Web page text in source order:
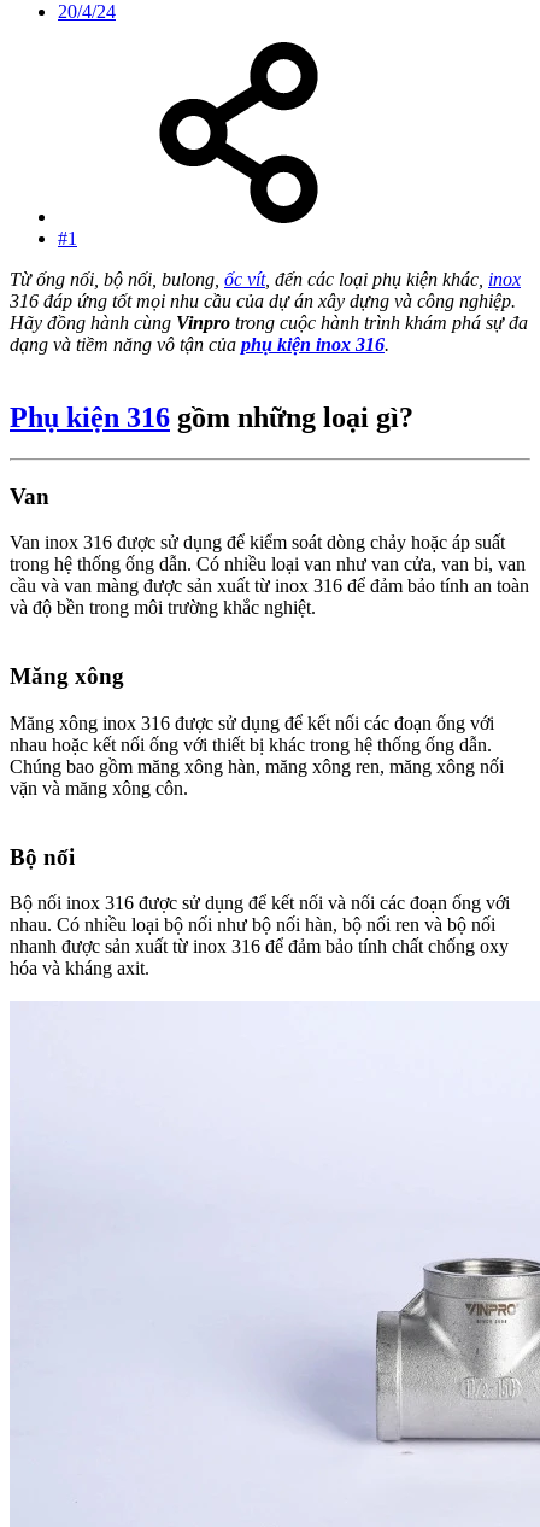
20/4/24
#1
Từ ống nối, bộ nối, bulong, ốc vít, đến các loại phụ kiện khác, inox
316 đáp ứng tốt mọi nhu cầu của dự án xây dựng và công nghiệp.
Hãy đồng hành cùng Vinpro trong cuộc hành trình khám phá sự đa
dạng và tiềm năng vô tận của phụ kiện inox 316.
Phụ kiện 316 gồm những loại gì?
Van
Van inox 316 được sử dụng để kiểm soát dòng chảy hoặc áp suất
trong hệ thống ống dẫn. Có nhiều loại van như van cửa, van bi, van
cầu và van màng được sản xuất từ inox 316 để đảm bảo tính an toàn
và độ bền trong môi trường khắc nghiệt.
Măng xông
Măng xông inox 316 được sử dụng để kết nối các đoạn ống với
nhau hoặc kết nối ống với thiết bị khác trong hệ thống ống dẫn.
Chúng bao gồm măng xông hàn, măng xông ren, măng xông nối
vặn và măng xông côn.
Bộ nối
Bộ nối inox 316 được sử dụng để kết nối và nối các đoạn ống với
nhau. Có nhiều loại bộ nối như bộ nối hàn, bộ nối ren và bộ nối
nhanh được sản xuất từ inox 316 để đảm bảo tính chất chống oxy
hóa và kháng axit.